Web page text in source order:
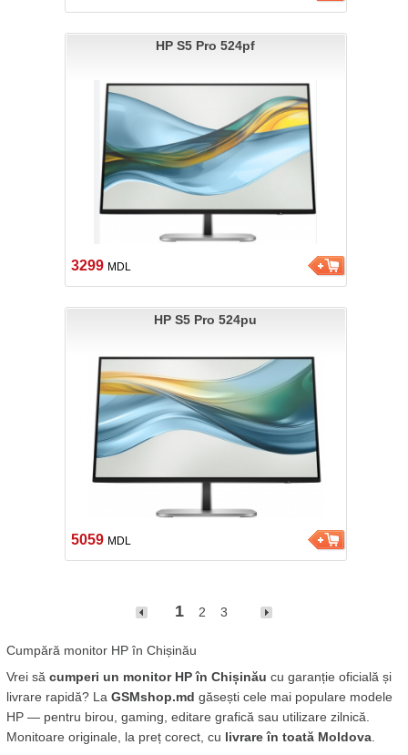
HP S5 Pro 524pf
3299 MDL
HP S5 Pro 524pu
5059 MDL
1 2 3
Cumpără monitor HP în Chișinău
Vrei să cumperi un monitor HP în Chișinău cu garanție oficială și
livrare rapidă? La GSMshop.md găsești cele mai populare modele
HP — pentru birou, gaming, editare grafică sau utilizare zilnică.
Monitoare originale, la preț corect, cu livrare în toată Moldova